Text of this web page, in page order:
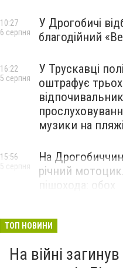
У Дрогобичі
благодійний
10:27
6 серпня
У Трускавці
оштрафує трьох
музики на пляжі
16:22
5 серпня
На
річний
пішохода: обох
15:56
5 серпня
ТОП НОВИНИ
На війні загинув